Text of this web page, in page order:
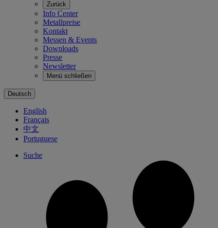
Zurück
Info Center
Metallpreise
Kontakt
Messen & Events
Downloads
Presse
Newsletter
Menü schließen
Deutsch
English
Français
中文
Portuguese
Suche